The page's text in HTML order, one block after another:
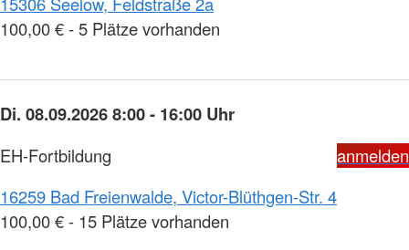
100,00 € - 5 Plätze vorhanden
Di. 08.09.2026 8:00 - 16:00 Uhr
EH-Fortbildung
anmelden
16259 Bad Freienwalde, Victor-Blüthgen-Str. 4
100,00 € - 15 Plätze vorhanden